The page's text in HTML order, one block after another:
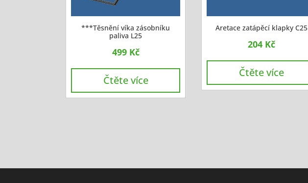
***Těsnění víka zásobníku
paliva L25
499 Kč
Čtěte více
Aretace zatápěcí klapky C25
204 Kč
Čtěte více